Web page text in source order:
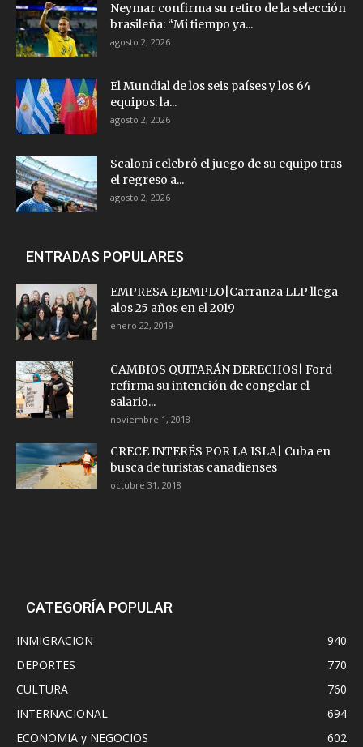
Neymar confirma su retiro de la selección
brasileña: “Mi tiempo ya...
agosto 2, 2026
El Mundial de los seis países y los 64
equipos: la...
agosto 2, 2026
Scaloni celebró el juego de su equipo tras
el regreso a...
agosto 2, 2026
ENTRADAS POPULARES
EMPRESA EJEMPLO|Carranza LLP llega
alos 25 años en el 2019
enero 22, 2019
CAMBIOS QUITARÁN DERECHOS| Ford
refirma su intención de congelar el
salario...
noviembre 1, 2018
CRECE INTERÉS POR LA ISLA| Cuba en
busca de turistas canadienses
octubre 31, 2018
CATEGORÍA POPULAR
INMIGRACION
940
DEPORTES
770
CULTURA
760
INTERNACIONAL
694
ECONOMIA y NEGOCIOS
602